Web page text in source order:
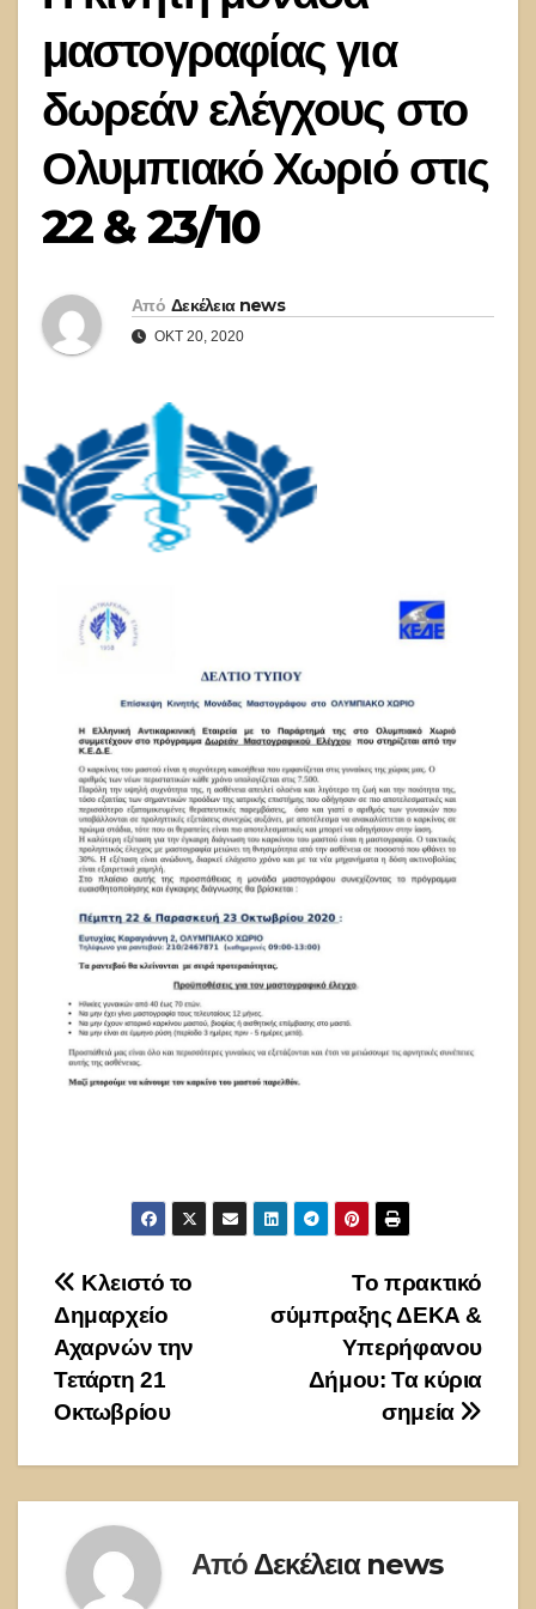
μαστογραφίας για
δωρεάν ελέγχους στο
Ολυμπιακό Χωριό στις
22 & 23/10
Από Δεκέλεια news
ΟΚΤ 20, 2020
Πλοήγηση
άρθρων
Το πρακτικό
σύμπραξης ΔΕΚΑ &
Υπερήφανου
Δήμου: Τα κύρια
σημεία
Κλειστό το
Δημαρχείο
Αχαρνών την
Τετάρτη 21
Οκτωβρίου
Από Δεκέλεια news